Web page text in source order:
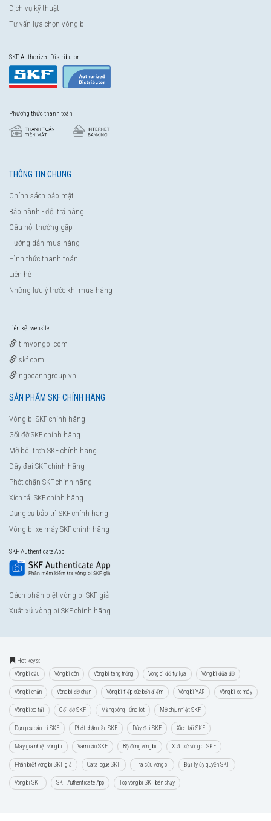
Dịch vụ kỹ thuật
Tư vấn lựa chọn vòng bi
SKF Authorized Distributor
Phương thức thanh toán
THÔNG TIN CHUNG
Chính sách bảo mật
Bảo hành - đổi trả hàng
Câu hỏi thường gặp
Hướng dẫn mua hàng
Hình thức thanh toán
Liên hệ
Những lưu ý trước khi mua hàng
Liên kết website
timvongbi.com
skf.com
ngocanhgroup.vn
SẢN PHẨM SKF CHÍNH HÃNG
Vòng bi SKF chính hãng
Gối đỡ SKF chính hãng
Mỡ bôi trơn SKF chính hãng
Dây đai SKF chính hãng
Phớt chặn SKF chính hãng
Xích tải SKF chính hãng
Dụng cụ bảo trì SKF chính hãng
Vòng bi xe máy SKF chính hãng
SKF Authenticate App
Cách phân biệt vòng bi SKF giả
Xuất xứ vòng bi SKF chính hãng
Hot keys:
Vòng bi cầu Vòng bi côn Vòng bi tang trống Vòng bi đỡ tự lựa Vòng bi đũa đỡ
Vòng bi chặn Vòng bi đỡ chặn Vòng bi tiếp xúc bốn điểm Vòng bi YAR Vòng bi xe máy
Vòng bi xe tải Gối đỡ SKF Măng xông - Ống lót Mỡ chịu nhiệt SKF
Dụng cụ bảo trì SKF Phớt chặn dầu SKF Dây đai SKF Xích tải SKF
Máy gia nhiệt vòng bi Vam cảo SKF Bộ đóng vòng bi Xuất xứ vòng bi SKF
Phân biệt vòng bi SKF giả Catalogue SKF Tra cứu vòng bi Đại lý ủy quyền SKF
Vòng bi SKF SKF Authenticate App Top vòng bi SKF bán chạy